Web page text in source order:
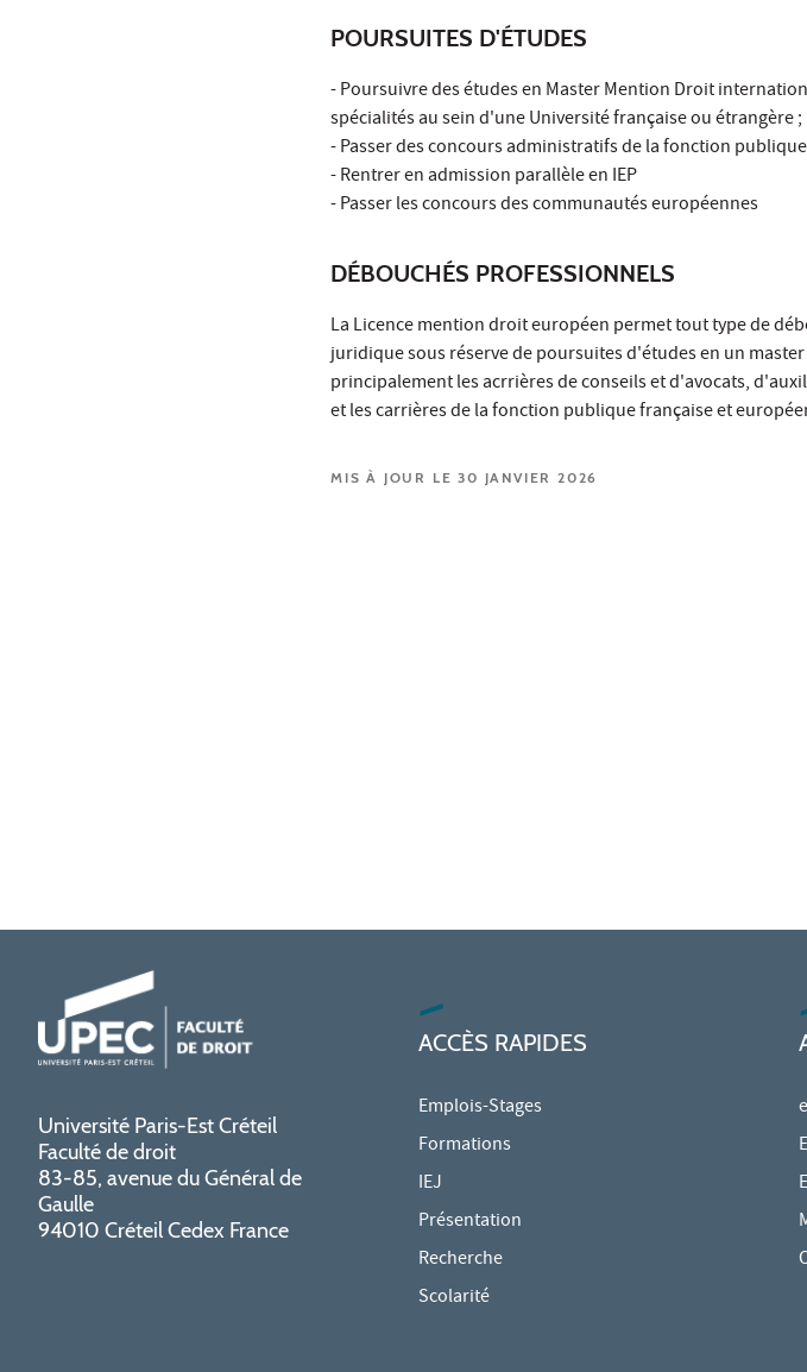
POURSUITES D'ÉTUDES
- Poursuivre des études en Master Mention Droit
spécialités au sein d'une Université française ou étrangère ;
- Passer des concours administratifs de la fonction
- Rentrer en admission parallèle en IEP
- Passer les concours des communautés européennes
DÉBOUCHÉS PROFESSIONNELS
La Licence mention droit européen permet tout type de
juridique sous réserve de poursuites d'études en un
principalement les acrrières de conseils et d'avocats,
et les carrières de la fonction publique française et
MIS À JOUR LE 30 JANVIER 2026
Université Paris-Est Créteil
Faculté de droit
83-85, avenue du Général de
Gaulle
94010 Créteil Cedex France
ACCÈS RAPIDES
Emplois-Stages
Formations
IEJ
Présentation
Recherche
Scolarité